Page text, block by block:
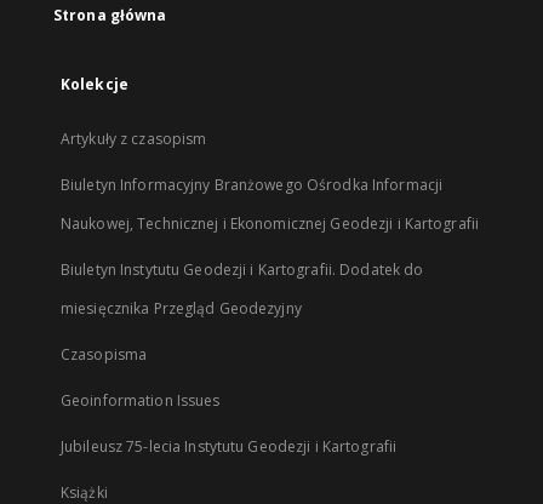
Strona główna
Kolekcje
Artykuły z czasopism
Biuletyn Informacyjny Branżowego Ośrodka Informacji
Naukowej, Technicznej i Ekonomicznej Geodezji i Kartografii
Biuletyn Instytutu Geodezji i Kartografii. Dodatek do
miesięcznika Przegląd Geodezyjny
Czasopisma
Geoinformation Issues
Jubileusz 75-lecia Instytutu Geodezji i Kartografii
Książki